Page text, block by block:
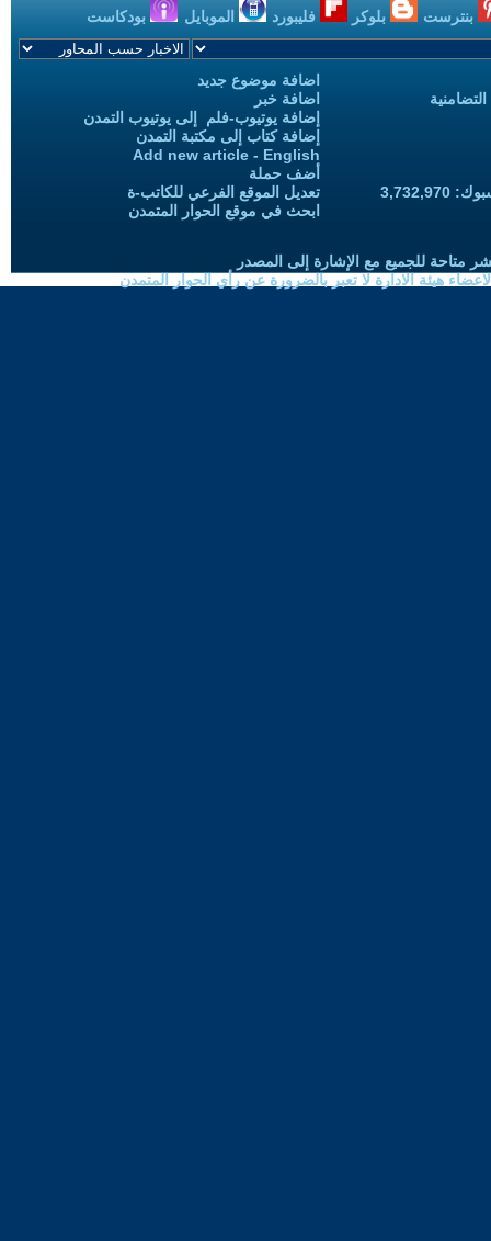
بنترست بلوكر فليبورد الموبايل بودكاست
اضافة موضوع جديد
اضافة خبر
إضافة يوتيوب-فلم إلى يوتيوب التمدن
إضافة كتاب إلى مكتبة التمدن
Add new article - English
أضف حملة
تعديل الموقع الفرعي للكاتب-ة
ابحث في موقع الحوار المتمدن
متاحة للجميع مع الإشارة إلى المصدر
هيئة الادارة لا تعبر بالضرورة عن رأي الحوار المتمدن